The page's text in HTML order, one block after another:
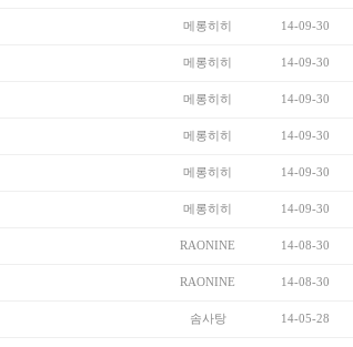
메롱히히 14-09-30
메롱히히 14-09-30
메롱히히 14-09-30
메롱히히 14-09-30
메롱히히 14-09-30
메롱히히 14-09-30
RAONINE 14-08-30
RAONINE 14-08-30
솜사탕 14-05-28